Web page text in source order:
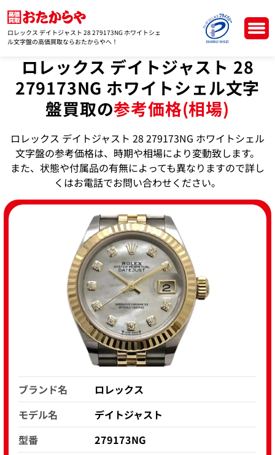
ロレックス デイトジャスト 28 279173NG ホワイトシェ
ル文字盤の高価買取ならおたからやへ！
ロレックス デイトジャスト 28
279173NG ホワイトシェル文字
盤買取の参考価格(相場)
ロレックス デイトジャスト 28 279173NG ホワイトシェル
文字盤の参考価格は、時期や相場により変動致します。
また、状態や付属品の有無によっても異なりますので詳し
くはお電話でお問い合わせください。
ブランド名
ロレックス
モデル名
デイトジャスト
型番
279173NG